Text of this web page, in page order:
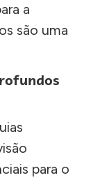
a
são uma
para o